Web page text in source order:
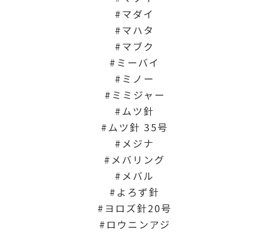
マダイ
マハタ
マブク
ミーバイ
ミノー
ミミジャー
ムツ針
ムツ針 35号
メジナ
メバリング
メバル
よろず針
ヨロズ針20号
ロウニンアジ